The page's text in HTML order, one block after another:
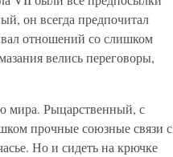
он всегда предпочитал
отношений со слишком
велись переговоры,
мира. Рыцарственный, с
прочные союзные связи с
Но и сидеть на крючке